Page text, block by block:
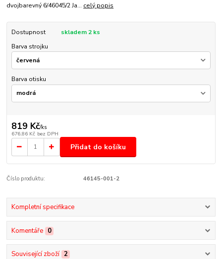
dvojbarevný 6/46045/2 Ja... celý popis
Dostupnost
skladem 2 ks
Barva strojku
Barva otisku
819 Kč/ks
676,86 Kč bez DPH
Přidat do košíku
Číslo produktu: 46145-001-2
Kompletní specifikace
Komentáře 0
Související zboží 2